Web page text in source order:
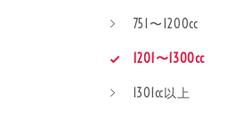
751〜1200cc
1201〜1300cc
1301cc以上